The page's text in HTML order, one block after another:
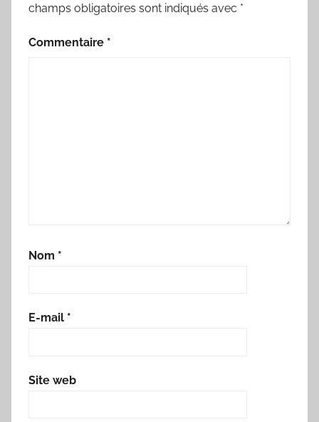
champs obligatoires sont indiqués avec *
Commentaire *
Nom *
E-mail *
Site web